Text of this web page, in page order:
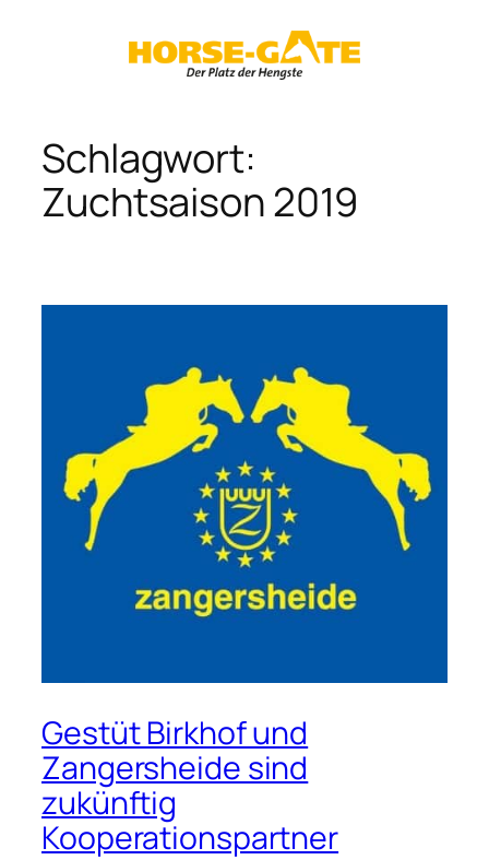
Schlagwort:
Zuchtsaison 2019
Gestüt Birkhof und
Zangersheide sind
zukünftig
Kooperationspartner